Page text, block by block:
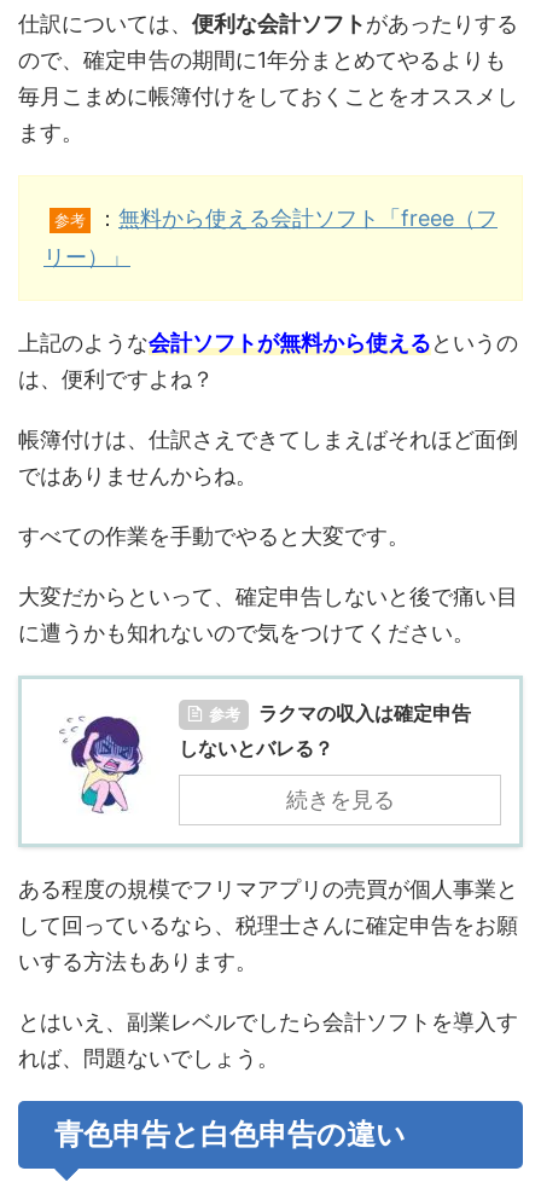
仕訳については、 便利な会計ソフトがあったりする
ので、確定申告の期間に1年分まとめてやるよりも
毎月こまめに帳簿付けをしておくことをオススメし
ます。
参考 ： 無料から使える会計ソフト「freee（フ
リー）」
上記のような会計ソフトが無料から使えるというの
は、便利ですよね？
帳簿付けは、仕訳さえできてしまえばそれほど面倒
ではありませんからね。
すべての作業を手動でやると大変です。
大変だからといって、確定申告しないと後で痛い目
に遭うかも知れないので気をつけてください。
参考
ラクマの収入は確定申告
しないとバレる？
続きを見る
ある程度の規模でフリマアプリの売買が個人事業と
して回っているなら、税理士さんに確定申告をお願
いする方法もあります。
とはいえ、副業レベルでしたら会計ソフトを導入す
れば、問題ないでしょう。
青色申告と白色申告の違い